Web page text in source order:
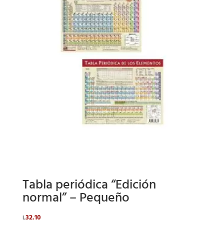
Tabla periódica “Edición
normal” – Pequeño
L32.10